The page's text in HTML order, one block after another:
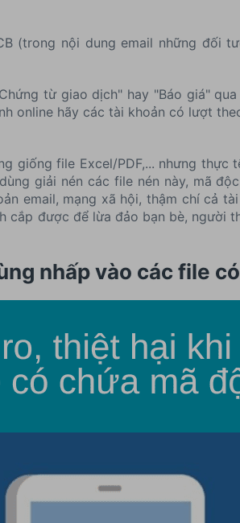
(trong nội dung email những đối
từ giao dịch" hay "Báo giá"
online hãy các tài khoản có lượt
giống file Excel/PDF,... nhưng thực
giải nén các file nén này, mã
email, mạng xã hội, thậm chí cả
được để lừa đảo bạn bè, người
nhấp vào các file